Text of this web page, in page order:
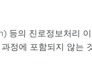
등의 진로정보처리
정에 포함되지 않는